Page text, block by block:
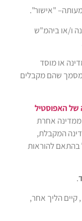
"אישור".
ו/או ביהמ"ש
או מוסד
שהם מקבלים
של האפוסטיל
ממדינה אחרת
המקבלת,
בהתאם להוראות
.
קיים הליך אחר,